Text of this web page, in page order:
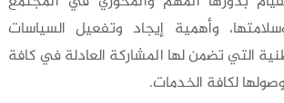
وأهمية إيجاد وتفعيل السياسات
التي تضمن لها المشاركة العادلة في كافة
لكافة الخدمات.